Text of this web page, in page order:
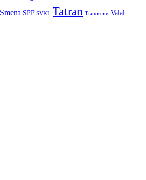
Smena SPP SVKL Tatran Tranoscius Valal